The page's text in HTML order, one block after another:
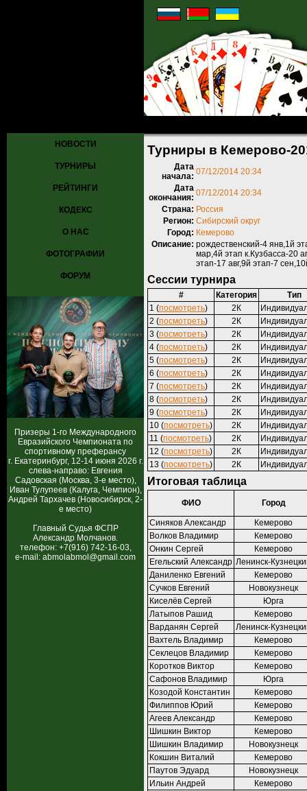
НОВОСТИ
ТУРНИРЫ
РЕЙТИНГИ
КОДЕКС
О НАС
ФОТОГРАФИИ
ФОРУМ
Призеры 1-го Международного
Евразийского Чемпионата по
спортивному преферансу
г. Екатеринбург, 12-14 июня 2026 г.
слева-направо: Евгения
Садовская (Москва, 3-е место),
Иван Тулупеев (Калуга, Чемпион),
Андрей Тархачев (Новосибирск, 2-
е место)
Главный Судья ФСПР
Александр Молчанов.
телефон: +7(916) 742-16-03,
e-mail: abmolabmol@gmail.com
Турниры в Кемерово-
Дата
начала: 07/12/2014 20:34
Дата
окончания: 07/12/2014 20:34
Страна: Россия
Регион: Сибирский округ
Город: Кемерово
Описание: рождественский-4 янв,1й
мар,4й этап к.Кузбасса-20
этап-17 авг,9й этап-7
Сессии турнира
# Категория
Тип
1 (посмотреть) 2К
2 (посмотреть) 2К
3 (посмотреть) 2К
4 (посмотреть) 2К
5 (посмотреть) 2К
6 (посмотреть) 2К
7 (посмотреть) 2К
8 (посмотреть) 2К
9 (посмотреть) 2К
10 (посмотреть) 2К
11 (посмотреть) 2К
12 (посмотреть) 2К
13 (посмотреть) 2К
Итоговая таблица
ФИО Город
Синяков Александр
Кемерово
Волков Владимир
Кемерово
Онкин Сергей
Кемерово
Егельский Александр Ленинск-
Даниленко Евгений
Кемерово
Сучков Евгений
Новокузнецк
Киселёв Сергей
Юрга
Латыпов Рашид
Кемерово
Варданян Сергей
Ленинск-
Вахтель Владимир
Кемерово
Секлецов Владимир
Кемерово
Коротков Виктор
Кемерово
Сафонов Владимир
Юрга
Козодой Константин
Кемерово
Филиппов Юрий
Кемерово
Агеев Александр
Кемерово
Шишкин Виктор
Кемерово
Шишкин Владимир
Новокузнецк
Кокшин Виталий
Кемерово
Паутов Эдуард
Новокузнецк
Ильин Андрей
Кемерово